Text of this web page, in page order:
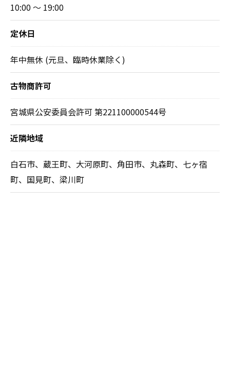
10:00 ～ 19:00
定休日
年中無休 (元旦、臨時休業除く)
古物商許可
宮城県公安委員会許可 第221100000544号
近隣地域
白石市、蔵王町、大河原町、角田市、丸森町、七ヶ宿
町、国見町、梁川町